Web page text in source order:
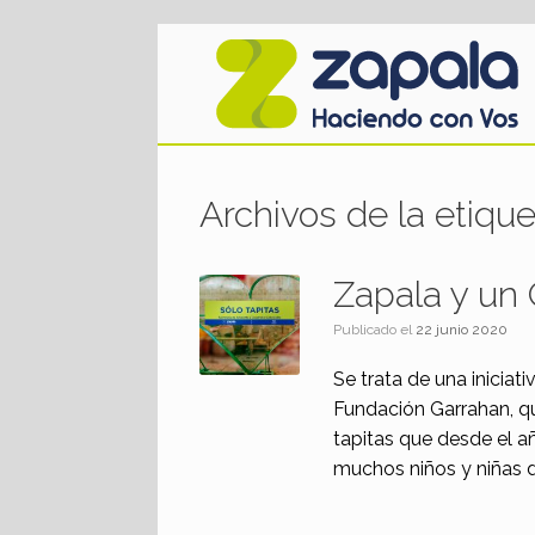
Archivos de la
Zapala y un
Publicado el 22 junio 2020
Se trata de una
Fundación Garrahan,
tapitas que desde el
muchos niños y niñas